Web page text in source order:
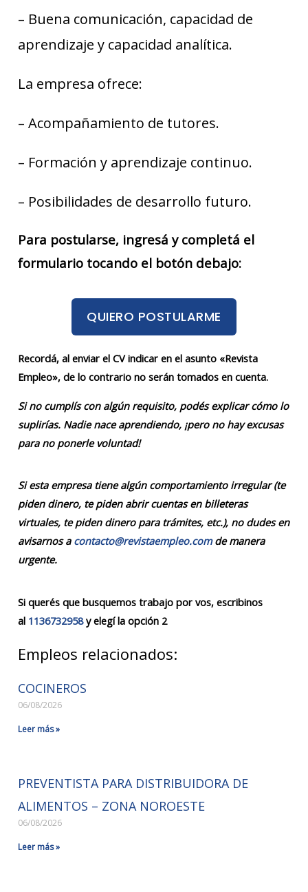
– Buena comunicación, capacidad de
aprendizaje y capacidad analítica.
La empresa ofrece:
– Acompañamiento de tutores.
– Formación y aprendizaje continuo.
– Posibilidades de desarrollo futuro.
Para postularse, ingresá y completá el
formulario tocando el botón debajo:
QUIERO POSTULARME
Recordá, al enviar el CV indicar en el asunto «Revista
Empleo», de lo contrario no serán tomados en cuenta.
Si no cumplís con algún requisito, podés explicar cómo lo
suplirías. Nadie nace aprendiendo, ¡pero no hay excusas
para no ponerle voluntad!
Si esta empresa tiene algún comportamiento irregular (te
piden dinero, te piden abrir cuentas en billeteras
virtuales, te piden dinero para trámites, etc.), no dudes en
avisarnos a contacto@revistaempleo.comde manera
urgente.
Si querés que busquemos trabajo por vos, escribinos
al 1136732958y elegí la opción 2
Empleos relacionados:
COCINEROS
06/08/2026
Leer más »
PREVENTISTA PARA DISTRIBUIDORA DE
ALIMENTOS – ZONA NOROESTE
06/08/2026
Leer más »